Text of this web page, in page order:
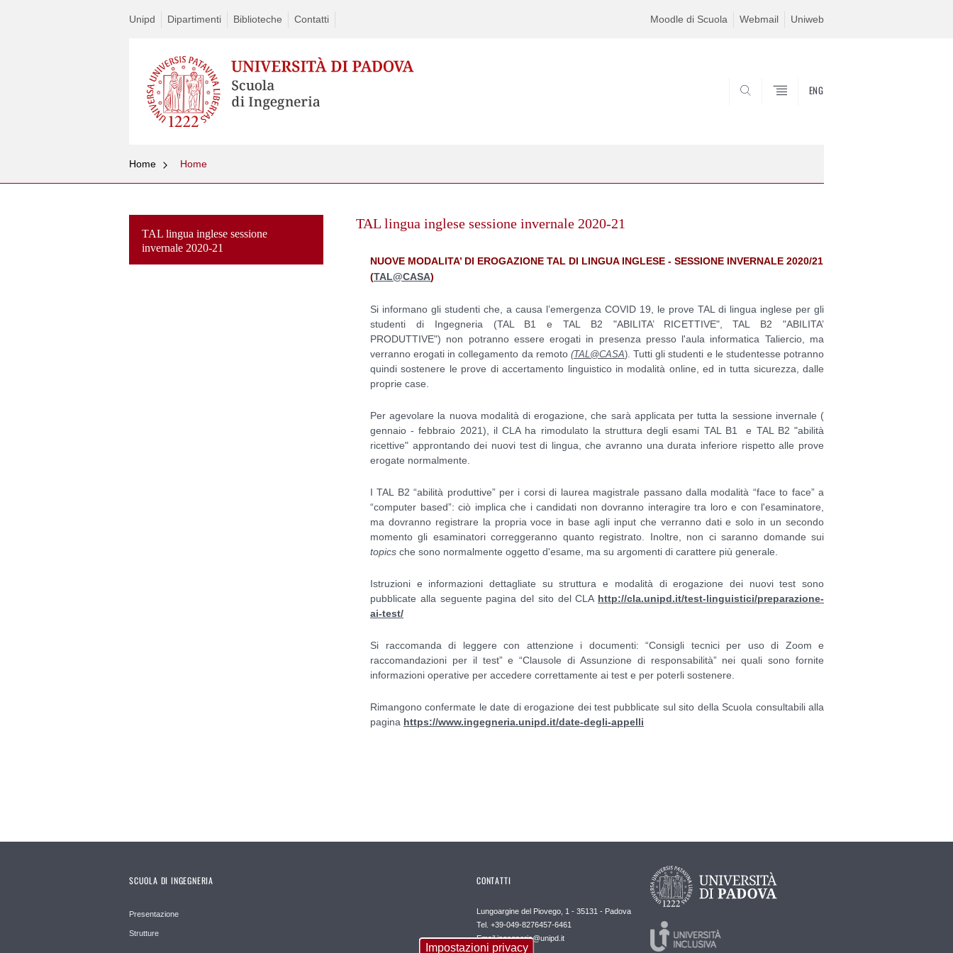
Unipd Dipartimenti Biblioteche Contatti Moodle di Scuola Webmail Uniweb
ENG
Home Home
TAL lingua inglese sessione
invernale 2020-21
to
TAL lingua inglese sessione invernale 2020-21
NUOVE MODALITA’ DI EROGAZIONE TAL DI LINGUA INGLESE - SESSIONE INVERNALE 2020/21
(TAL@CASA)
Si informano gli studenti che, a causa l’emergenza COVID 19, le prove TAL di lingua inglese per gli
studenti di Ingegneria (TAL B1 e TAL B2 "ABILITA’ RICETTIVE",TAL B2 "ABILITA’
PRODUTTIVE") non potranno essere erogati in presenza presso l'aula informatica Taliercio, ma
verranno erogati in collegamento da remoto (TAL@CASA).Tutti gli studenti e le studentesse potranno
quindi sostenere le prove di accertamento linguistico in modalità online, ed in tutta sicurezza, dalle
proprie case.
Per agevolare la nuova modalità di erogazione, che sarà applicata per tutta la sessione invernale (
gennaio - febbraio 2021), il CLA ha rimodulato la struttura degli esami TAL B1 e TAL B2 "abilità
ricettive" approntando dei nuovi test di lingua, che avranno una durata inferiore rispetto alle prove
erogate normalmente.
I TAL B2 “abilità produttive” per i corsi di laurea magistrale passano dalla modalità “face to face” a
“computer based”: ciò implica che i candidati non dovranno interagire tra loro e con l'esaminatore,
ma dovranno registrare la propria voce in base agli input che verranno dati e solo in un secondo
momento gli esaminatori correggeranno quanto registrato. Inoltre, non ci saranno domande sui
topics che sono normalmente oggetto d'esame, ma su argomenti di carattere più generale.
Istruzioni e informazioni dettagliate su struttura e modalità di erogazione dei nuovi test sono
pubblicate alla seguente pagina del sito del CLA http://cla.unipd.it/test-linguistici/preparazione-
ai-test/
Si raccomanda di leggere con attenzione i documenti: “Consigli tecnici per uso di Zoom e
raccomandazioni per il test” e “Clausole di Assunzione di responsabilità” nei quali sono fornite
informazioni operative per accedere correttamente ai test e per poterli sostenere.
Rimangono confermate le date di erogazione dei test pubblicate sul sito della Scuola consultabili alla
pagina https://www.ingegneria.unipd.it/date-degli-appelli
SCUOLA DI INGEGNERIA
Presentazione
Strutture
CONTATTI
Lungoargine del Piovego, 1 - 35131 - Padova
Tel. +39-049-8276457-6461
Emailingegneria@unipd.it
Impostazioni privacy